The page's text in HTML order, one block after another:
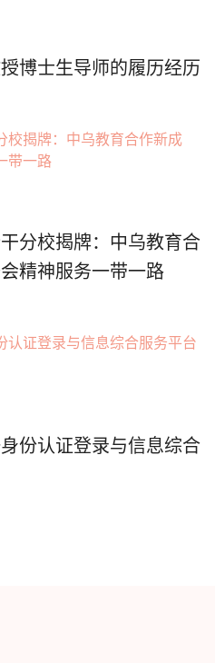
博士生导师的履历经历
分校揭牌：中乌教育合
精神服务一带一路
份认证登录与信息综合